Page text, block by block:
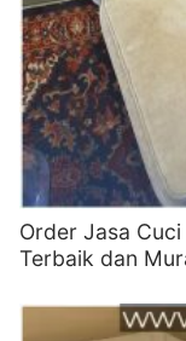
Order Jasa
Terbaik dan